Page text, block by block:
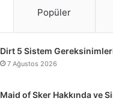
Popüler
Dirt 5 Sistem
7 Ağustos 2026
Maid of Sker Hakkında ve